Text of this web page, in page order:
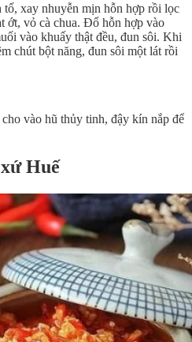
xay nhuyễn mịn hỗn hợp rồi lọc
ớt, vỏ cà chua. Đổ hỗn hợp vào
vào khuấy thật đều, đun sôi. Khi
chút bột năng, đun sôi một lát rồi
vào hũ thủy tinh, đậy kín nắp để
Huế